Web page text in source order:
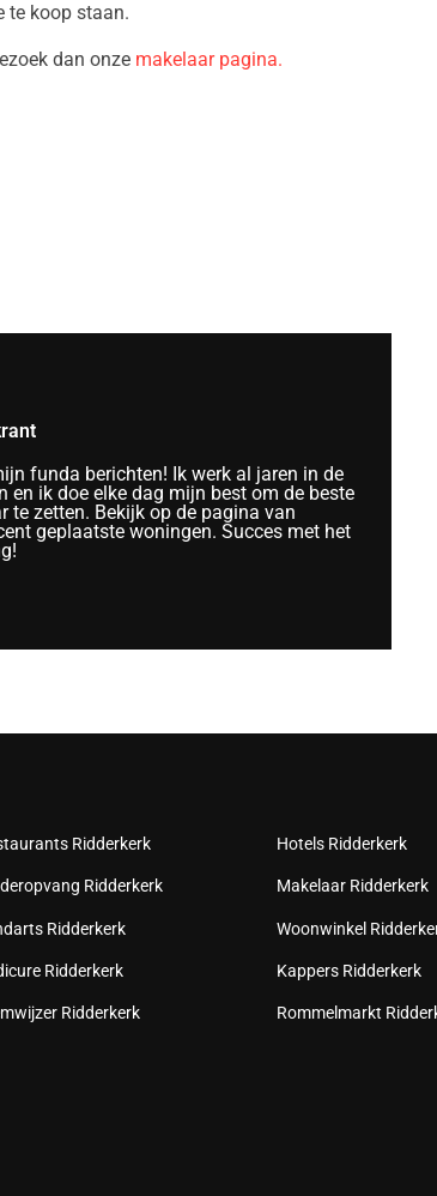
te koop staan.
dan onze makelaar pagina.
funda berichten! Ik werk al jaren in de
en ik doe elke dag mijn best om de beste
te zetten. Bekijk op de pagina van
geplaatste woningen. Succes met het
Ridderkerk
Ridderkerk
Ridderkerk
Ridderkerk
Ridderkerk
Hotels Ridderkerk
Makelaar Ridderkerk
Woonwinkel
Kappers Ridderkerk
Rommelmarkt